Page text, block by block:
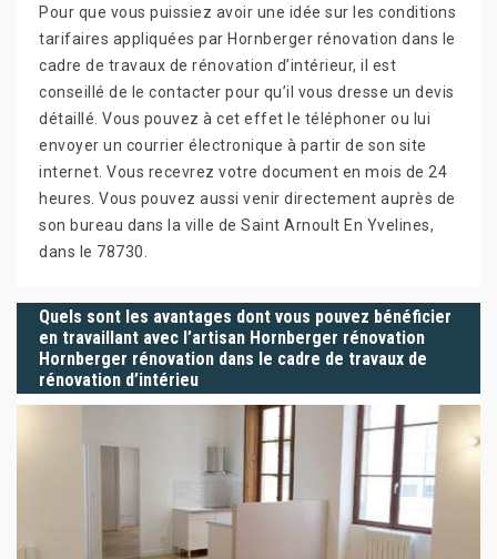
Pour que vous puissiez avoir une idée sur les conditions
tarifaires appliquées par Hornberger rénovation dans le
cadre de travaux de rénovation d’intérieur, il est
conseillé de le contacter pour qu’il vous dresse un devis
détaillé. Vous pouvez à cet effet le téléphoner ou lui
envoyer un courrier électronique à partir de son site
internet. Vous recevrez votre document en mois de 24
heures. Vous pouvez aussi venir directement auprès de
son bureau dans la ville de Saint Arnoult En Yvelines,
dans le 78730.
Quels sont les avantages dont vous pouvez bénéficier
en travaillant avec l’artisan Hornberger rénovation
Hornberger rénovation dans le cadre de travaux de
rénovation d’intérieu